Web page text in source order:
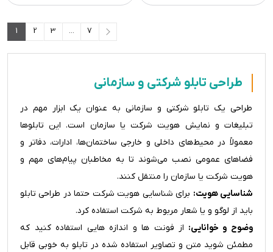
1 2 3 ... 7
طراحی تابلو شرکتی و سازمانی
طراحی یک تابلو شرکتی و سازمانی به عنوان یک ابزار مهم در
تبلیغات و نمایش هویت شرکت یا سازمان است. این تابلوها
معمولاً در محیط‌های داخلی و خارجی ساختمان‌ها، ادارات، دفاتر و
فضاهای عمومی نصب می‌شوند تا به مخاطبان پیام‌های مهم و
هویت شرکت یا سازمان را منتقل کنند.
شناسایی هویت: برای شناسایی هویت شرکت حتما در طراحی تابلو
باید از لوگو و یا شعار مربوط به شرکت استفاده کرد.
وضوح و خوانایی: از فونت ها و اندازه هایی استفاده کنید که
مطمئن شوید متن و تصاویر استفاده شده در تابلو به خوبی قابل